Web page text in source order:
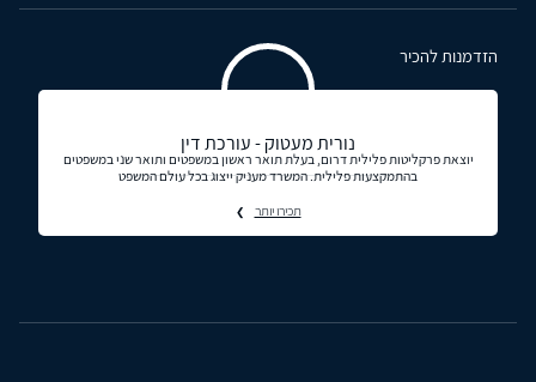
הזדמנות להכיר
נורית מעטוק - עורכת דין
יוצאת פרקליטות פלילית דרום, בעלת תואר ראשון במשפטים ותואר שני במשפטים
בהתמקצעות פלילית. המשרד מעניק ייצוג בכל עולם המשפט
תכירו יותר